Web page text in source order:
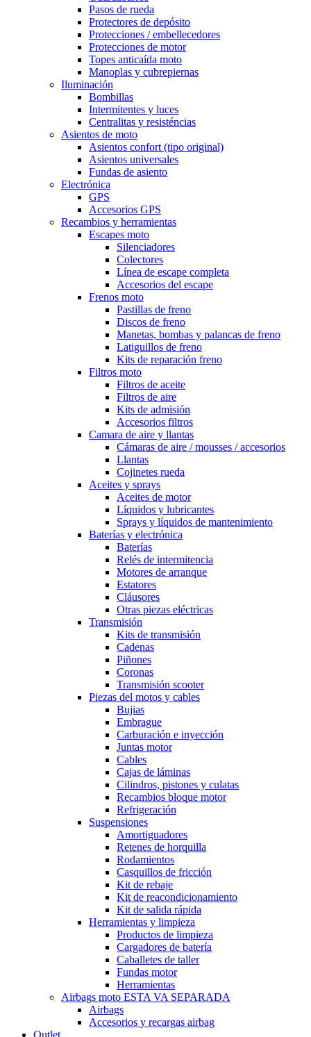
Pasos de rueda
Protectores de depósito
Protecciones / embellecedores
Protecciones de motor
Topes anticaída moto
Manoplas y cubrepiernas
Iluminación
Bombillas
Intermitentes y luces
Centralitas y resisténcias
Asientos de moto
Asientos confort (tipo original)
Asientos universales
Fundas de asiento
Electrónica
GPS
Accesorios GPS
Recambios y herramientas
Escapes moto
Silenciadores
Colectores
Línea de escape completa
Accesorios del escape
Frenos moto
Pastillas de freno
Discos de freno
Manetas, bombas y palancas de freno
Latiguillos de freno
Kits de reparación freno
Filtros moto
Filtros de aceite
Filtros de aire
Kits de admisión
Accesorios filtros
Camara de aire y llantas
Cámaras de aire / mousses / accesorios
Llantas
Cojinetes rueda
Aceites y sprays
Aceites de motor
Líquidos y lubricantes
Sprays y líquidos de mantenimiento
Baterías y electrónica
Baterías
Relés de intermitencia
Motores de arranque
Estatores
Cláusores
Otras piezas eléctricas
Transmisión
Kits de transmisión
Cadenas
Piñones
Coronas
Transmisión scooter
Piezas del motos y cables
Bujias
Embrague
Carburación e inyección
Juntas motor
Cables
Cajas de láminas
Cilindros, pistones y culatas
Recambios bloque motor
Refrigeración
Suspensiones
Amortiguadores
Retenes de horquilla
Rodamientos
Casquillos de fricción
Kit de rebaje
Kit de reacondicionamiento
Kit de salida rápida
Herramientas y limpieza
Productos de limpieza
Cargadores de batería
Caballetes de taller
Fundas motor
Herramientas
Airbags moto ESTA VA SEPARADA
Airbags
Accesorios y recargas airbag
Outlet